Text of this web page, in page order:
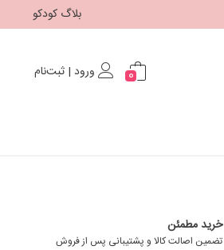
بلاگ کودکو
0 ورود | ثبت‌نام
خرید مطمئن
تضمین اصالت کالا و پشتیبانی پس از فروش